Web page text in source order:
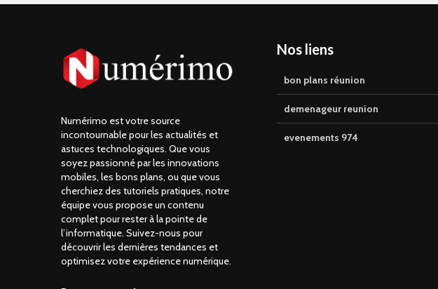
Numérimo est votre source
incontournable pour les actualités et
astuces technologiques. Que vous
soyez passionné par les innovations
mobiles, les bons plans, ou que vous
cherchiez des tutoriels pratiques, notre
équipe vous propose un contenu
complet pour rester à la pointe de
l’informatique. Suivez-nous pour
découvrir les dernières tendances et
optimisez votre expérience numérique.
Nos liens
bon plans réunion
demenageur reunion
evenements 974